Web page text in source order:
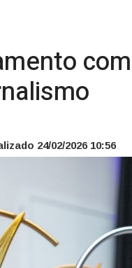
24/02/2026 10:56